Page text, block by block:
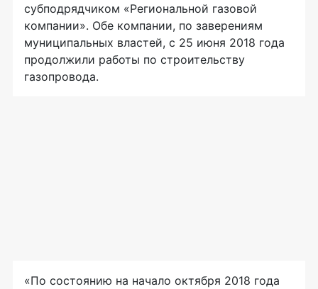
субподрядчиком «Региональной газовой
компании». Обе компании, по заверениям
муниципальных властей, с 25 июня 2018 года
продолжили работы по строительству
газопровода.
«По состоянию на начало октября 2018 года